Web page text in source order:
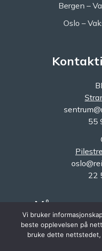
Bergen –
Oslo –
55
22
Våre
2023 ©
Vi bruker
beste opplevelsen på
bruke dette